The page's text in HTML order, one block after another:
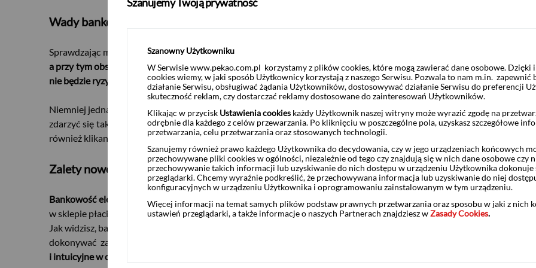
Wady bankowości elektronicznej
Sprawdzając możliwości, jakie daje bankowość elektroniczna i internetowa, trudno doszukać się jakichkolwiek wad.
a przy tym obsługa poszczególnych kanałów bankowości jest prosta, intuicyjna. Jeśli będziesz przestrzegać zasad
nie będzie ryzykowne.
Niemniej jednak mówiąc o bankowości elektronicznej warto zdać sobie sprawę z niektórych słabszych jej stron. Jedną
zdarzyć się tak, że nie uda ci się zalogować na stronie banku lub zapłacić kartą w sklepie. Pamiętać również trzeba o
również klikania w linki, które przesyłane są np. jako wiadomości od twojego banku. Gdy masz wątpliwości - zadzwoń
Zalety nowoczesnych form bankowości
Bankowość elektroniczna ma wiele zalet
. Dzięki niej możesz między innymi ustawić stałe płatności i zapomnieć o
w sklepie płacisz szybciej, a wydawanie reszty przestaje być problemem.
Jak widzisz, bankowość elektroniczna jest sporym ułatwieniem, dzięki któremu możesz szybciej płacić za codzienne
dokonywać zakupów bez wychodzenia z domu oraz wygodnie zarządzać swoimi finansami.
Co ważne, systemy
i intuicyjne w obsłudze
. Dzięki temu poradzić może sobie z nimi prawie każda, nawet niedoświadczona osoba. Ty też
Szanowny Użytkowniku
W Serwisie www.pekao.com.pl korzystamy z plików cookies, które mogą zawierać dane osobowe.
cookies wiemy, w jaki sposób Użytkownicy korzystają z naszego Serwisu. Pozwala to nam m.in.
działanie Serwisu, obsługiwać żądania Użytkowników, dostosowywać działanie Serwisu do preferencji
skuteczność reklam, czy dostarczać reklamy dostosowane do zainteresowań Użytkowników.
Klikając w przycisk Ustawienia cookies każdy Użytkownik naszej witryny może wyrazić zgodę na
odrębnie dla każdego z celów przewarzania. Po kliknięciu w poszczególne pola, uzyskasz szczegółowe
przetwarzania, celu przetwarzania oraz stosowanych technologii.
Szanujemy również prawo każdego Użytkownika do decydowania, czy w jego urządzeniach końcowych
przechowywane pliki cookies w ogólności, niezależnie od tego czy znajdują się w nich dane osobowe czy
przechowywanie takich informacji lub uzyskiwanie do nich dostępu w urządzeniu Użytkownika dokonuje
przeglądarki. Chcemy wyraźnie podkreślić, że przechowywana informacja lub uzyskiwanie do niej
konfiguracyjnych w urządzeniu Użytkownika i oprogramowaniu zainstalowanym w tym urządzeniu.
Więcej informacji na temat samych plików podstaw prawnych przetwarzania oraz sposobu w jaki z nich
ustawień przeglądarki, a także informacje o naszych Partnerach znajdziesz wZasady Cookies.